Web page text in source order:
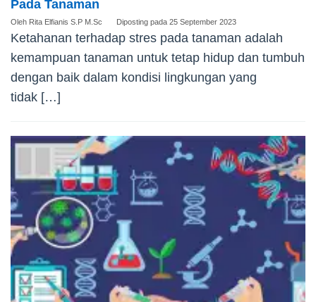
Pada Tanaman
Oleh Rita Elfianis S.P M.Sc Diposting pada 25 September 2023
Ketahanan terhadap stres pada tanaman adalah
kemampuan tanaman untuk tetap hidup dan tumbuh
dengan baik dalam kondisi lingkungan yang
tidak […]